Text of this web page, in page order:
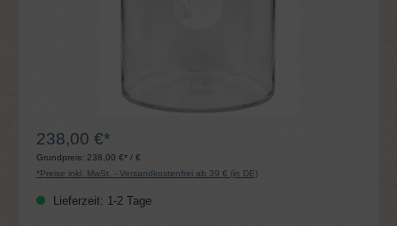
238,00 €*
Grundpreis: 238,00 €* / €
*Preise inkl. MwSt. - Versandkostenfrei ab 39 € (in DE)
Lieferzeit: 1-2 Tage